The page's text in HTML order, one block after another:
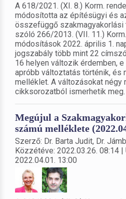
A 618/2021. (XI. 8.) Korm.
módosította az építésügyi és
összefüggő
szóló 266/2013. (VII. 11.)
módosítások 2022. április 1.
jogszabály több mint 22
16 helyen változik érdemben,
apróbb változtatás történik, és
melléklet. A változásokat négy
cikksorozatból ismerhetik meg.
Megújul a
számú melléklete
Szerző: Dr. Barta Judit, Dr.
Közzétéve: 2022.03.26. 08:14
2022.04.01. 13:00